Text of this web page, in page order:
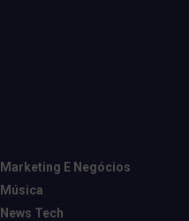
Marketing E Negócios
Música
News Tech